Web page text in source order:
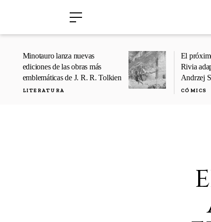
Minotauro lanza nuevas
ediciones de las obras más
emblemáticas de J. R. R. Tolkien
LITERATURA
El
Rivia
Andrzej
CÓMICS
›